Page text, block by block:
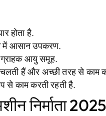
होता है.
में आसान उपकरण.
आयु समूह.
हैं और अच्छी तरह से काम
से काम करती रहती है.
निर्माता 2025